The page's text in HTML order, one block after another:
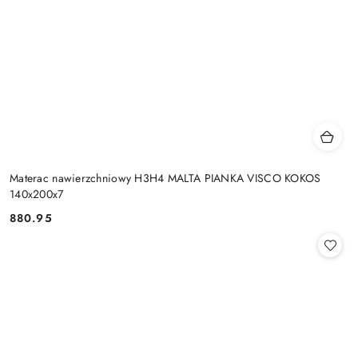
Materac nawierzchniowy H3H4 MALTA PIANKA VISCO KOKOS
140x200x7
Cena:
880.95